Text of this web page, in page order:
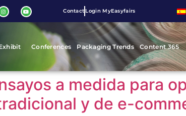
Contact Login MyEasyfairs
Conferences Packaging Trends Content 365
a medida para
y de e-